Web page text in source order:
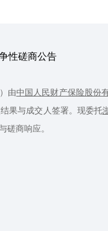
性磋商公告
由中国人民财产保险股份
果与成交人签署。现委托
磋商响应。